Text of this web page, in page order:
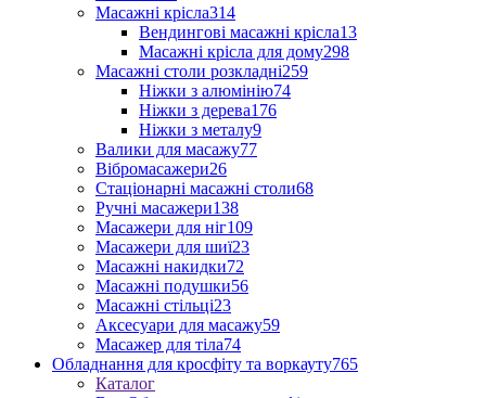
Масажні крісла314
Вендингові масажні крісла13
Масажні крісла для дому298
Масажні столи розкладні259
Ніжки з алюмінію74
Ніжки з дерева176
Ніжки з металу9
Валики для масажу77
Вібромасажери26
Стаціонарні масажні столи68
Ручні масажери138
Масажери для ніг109
Масажери для шиї23
Масажні накидки72
Масажні подушки56
Масажні стільці23
Аксесуари для масажу59
Масажер для тіла74
Обладнання для кросфіту та воркауту765
Каталог